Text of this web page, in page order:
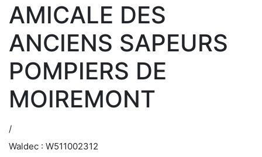
AMICALE DES
ANCIENS SAPEURS
POMPIERS DE
MOIREMONT
/
Waldec : W511002312